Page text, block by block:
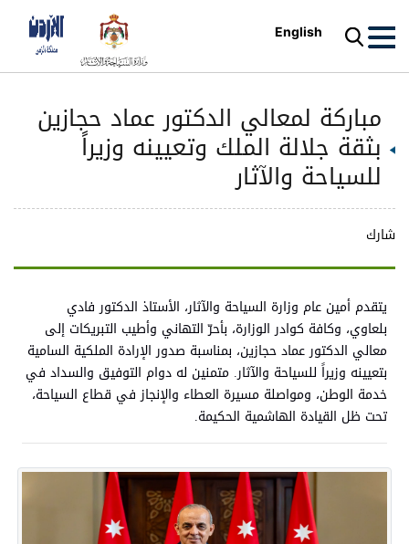
English
مباركة لمعالي الدكتور عماد حجازين
بثقة جلالة الملك وتعيينه وزيراً
للسياحة والآثار
شارك
يتقدم أمين عام وزارة السياحة والآثار، الأستاذ الدكتور فادي
بلعاوي، وكافة كوادر الوزارة، بأحرّ التهاني وأطيب التبريكات إلى
معالي الدكتور عماد حجازين، بمناسبة صدور الإرادة الملكية السامية
بتعيينه وزيراً للسياحة والآثار. متمنين له دوام التوفيق والسداد في
خدمة الوطن، ومواصلة مسيرة العطاء والإنجاز في قطاع السياحة،
تحت ظل القيادة الهاشمية الحكيمة.